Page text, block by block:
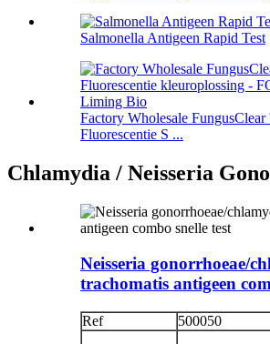
Salmonella Antigeen Rapid Test
Factory Wholesale
Fluorescentie S ...
Chlamydia / Neisseria
Neisseria gonorrhoeae/
trachomatis antigeen
Ref 500050